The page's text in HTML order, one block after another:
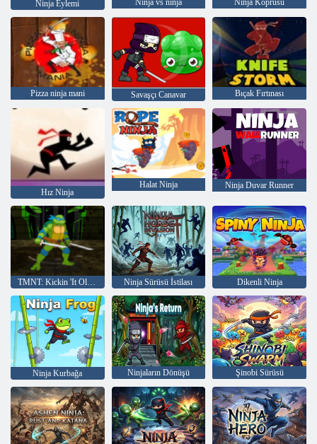
Ninja Eylemi Ninja vs ninja Ninja Köprüsü
Pizza ninja mani Savaşçı Canavar Bıçak Fırtınası
Hız Ninja
Halat Ninja Ninja Duvar Runner
TMNT: Kickin 'It Old School Ninja Sürüsü İstilası Dikenli Ninja
Ninja Kurbağa Ninjaların Dönüşü Şinobi Sürüsü